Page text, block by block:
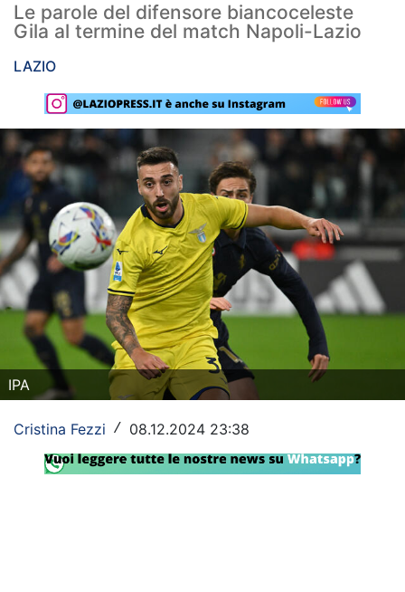
Rassegna Lazio
Social
Calcio
Serie A
Champions League
Europa League
Altri Sport
Formula 1
Tennis
Vela
SHOP LAZIO
Contatti
Le parole del difensore biancoceleste
Gila al termine del match Napoli-Lazio
LAZIO
IPA
Cristina Fezzi / 08.12.2024 23:38